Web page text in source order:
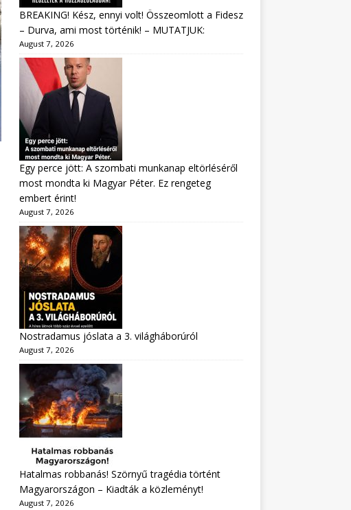
BREAKING! Kész, ennyi volt! Összeomlott a Fidesz
– Durva, ami most történik! – MUTATJUK:
August 7, 2026
Egy perce jött: A szombati munkanap eltörléséről
most mondta ki Magyar Péter. Ez rengeteg
embert érint!
August 7, 2026
Nostradamus jóslata a 3. világháborúról
August 7, 2026
Hatalmas robbanás! Szörnyű tragédia történt
Magyarországon – Kiadták a közleményt!
August 7, 2026